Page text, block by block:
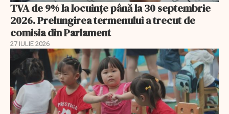
TVA de 9% la locuințe până la 30 septembrie
2026. Prelungirea termenului a trecut de
comisia din Parlament
27 IULIE 2026